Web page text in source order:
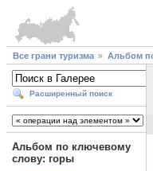
Все грани туризма Альбом
Расширенный поиск
Альбом по ключевому
слову: горы